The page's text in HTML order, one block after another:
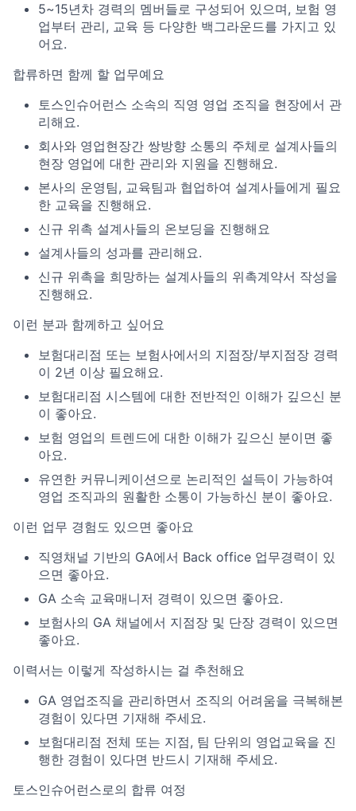
5~15년차 경력의 멤버들로 구성되어 있으며, 보험 영
업부터 관리, 교육 등 다양한 백그라운드를 가지고 있
어요.
합류하면 함께 할 업무예요
토스인슈어런스 소속의 직영 영업 조직을 현장에서 관
리해요.
회사와 영업현장간 쌍방향 소통의 주체로 설계사들의
현장 영업에 대한 관리와 지원을 진행해요.
본사의 운영팀, 교육팀과 협업하여 설계사들에게 필요
한 교육을 진행해요.
신규 위촉 설계사들의 온보딩을 진행해요
설계사들의 성과를 관리해요.
신규 위촉을 희망하는 설계사들의 위촉계약서 작성을
진행해요.
이런 분과 함께하고 싶어요
보험대리점 또는 보험사에서의 지점장/부지점장 경력
이 2년 이상 필요해요.
보험대리점 시스템에 대한 전반적인 이해가 깊으신 분
이 좋아요.
보험 영업의 트렌드에 대한 이해가 깊으신 분이면 좋
아요.
유연한 커뮤니케이션으로 논리적인 설득이 가능하여
영업 조직과의 원활한 소통이 가능하신 분이 좋아요.
이런 업무 경험도 있으면 좋아요
직영채널 기반의 GA에서 Back office 업무경력이 있
으면 좋아요.
GA 소속 교육매니저 경력이 있으면 좋아요.
보험사의 GA 채널에서 지점장 및 단장 경력이 있으면
좋아요.
이력서는 이렇게 작성하시는 걸 추천해요
GA 영업조직을 관리하면서 조직의 어려움을 극복해본
경험이 있다면 기재해 주세요.
보험대리점 전체 또는 지점, 팀 단위의 영업교육을 진
행한 경험이 있다면 반드시 기재해 주세요.
토스인슈어런스로의 합류 여정